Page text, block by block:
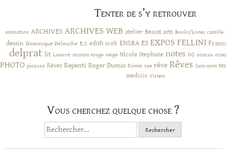
Tenter de s’y retrouver
animation ARCHIVES ARCHIVES WEB atelier Beaux arts Books/Livres camille
dessin Dominique Delouche E.S edith scob ENSBA ES EXPOS FELLINI
delprat lit Louvre maison rouge neige NIcole Stephane notes NS oiseau
PHOTO picasso Rêves Repenti Roger Dumas Rome rue rêve Rêves Sans nom
medicis Viviers
Vous cherchez quelque chose ?
Rechercher :